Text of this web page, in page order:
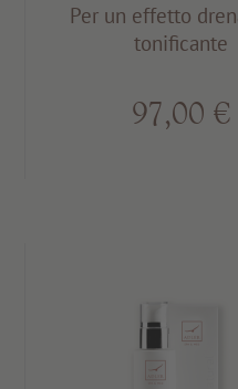
Per un effetto
tonificante
97,00 €